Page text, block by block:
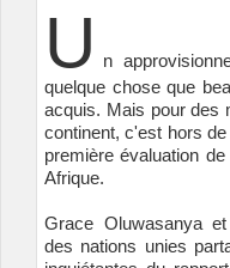
U
n
quelque chose que
acquis. Mais pour des
continent, c'est hors
première évaluation
Afrique.
Grace Oluwasanya
des nations unies